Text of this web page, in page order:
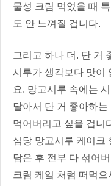
물성 크림 먹었을 때
도 안 느껴질 겁니다.
그리고 하나 더. 단 거
시루가 생각보다 맛이
요. 망고시루 속에는
달아서 단 거 좋아하
먹어버리고 싶을 겁니
심당 망고시루 케이크
담은 후 전부 다 섞어
크림 케잌 처럼 떠먹으